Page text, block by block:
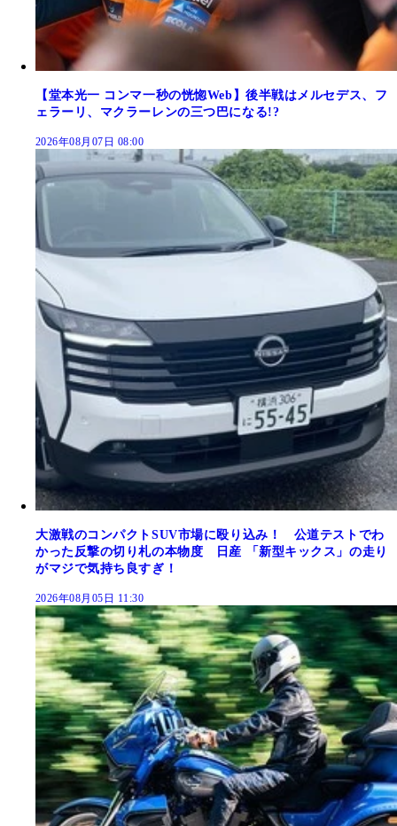
【堂本光一 コンマ一秒の恍惚Web】後半戦はメルセデス、フ
ェラーリ、マクラーレンの三つ巴になる!?
2026年08月07日 08:00
大激戦のコンパクトSUV市場に殴り込み！ 公道テストでわ
かった反撃の切り札の本物度 日産 「新型キックス」の走り
がマジで気持ち良すぎ！
2026年08月05日 11:30